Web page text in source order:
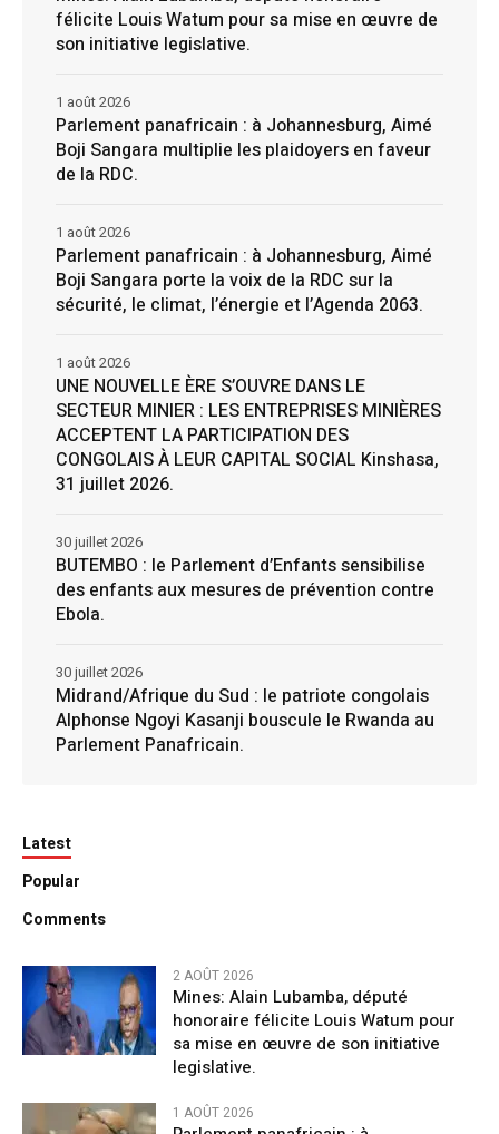
félicite Louis Watum pour sa mise en œuvre de
son initiative legislative.
Parlement panafricain : à Johannesburg, Aimé
Boji Sangara multiplie les plaidoyers en faveur
de la RDC.
1 août 2026
Parlement panafricain : à Johannesburg, Aimé
Boji Sangara porte la voix de la RDC sur la
sécurité, le climat, l’énergie et l’Agenda 2063.
1 août 2026
UNE NOUVELLE ÈRE S’OUVRE DANS LE
SECTEUR MINIER : LES ENTREPRISES MINIÈRES
ACCEPTENT LA PARTICIPATION DES
CONGOLAIS À LEUR CAPITAL SOCIAL Kinshasa,
31 juillet 2026.
1 août 2026
BUTEMBO : le Parlement d’Enfants sensibilise
des enfants aux mesures de prévention contre
Ebola.
30 juillet 2026
Midrand/Afrique du Sud : le patriote congolais
Alphonse Ngoyi Kasanji bouscule le Rwanda au
Parlement Panafricain.
30 juillet 2026
Latest
Popular
Comments
2 AOÛT 2026
Mines: Alain Lubamba, député
honoraire félicite Louis Watum pour
sa mise en œuvre de son initiative
legislative.
1 AOÛT 2026